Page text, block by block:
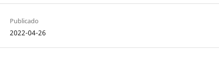
Publicado
2022-04-26